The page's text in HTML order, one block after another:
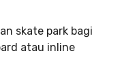
skate park bagi
atau inline